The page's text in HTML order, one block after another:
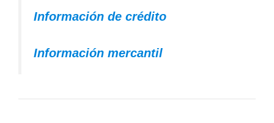
Información de crédito
Información mercantil